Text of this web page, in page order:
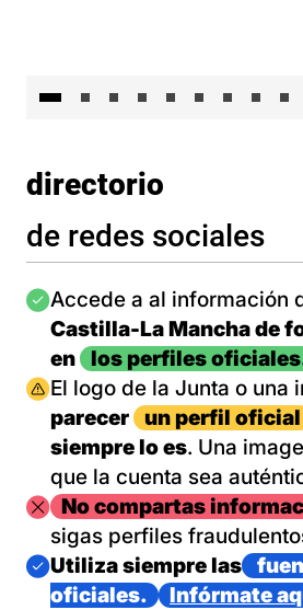
directorio
de redes sociales
Imagen
Accede a al información
Castilla-La Mancha de
en
los perfiles
Imagen
El logo de la Junta o una
parecer
un perfil oficial
siempre lo es. Una
que la cuenta sea
ImagenNo compartas
sigas perfiles
Imagen
Utiliza siempre las
oficiales.
Infórmate